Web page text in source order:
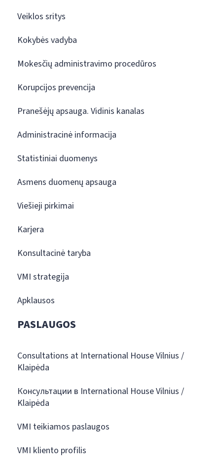
Veiklos sritys
Kokybės vadyba
Mokesčių administravimo procedūros
Korupcijos prevencija
Pranešėjų apsauga. Vidinis kanalas
Administracinė informacija
Statistiniai duomenys
Asmens duomenų apsauga
Viešieji pirkimai
Karjera
Konsultacinė taryba
VMI strategija
Apklausos
PASLAUGOS
Consultations at International House Vilnius /
Klaipėda
Консультации в International House Vilnius /
Klaipėda
VMI teikiamos paslaugos
VMI kliento profilis